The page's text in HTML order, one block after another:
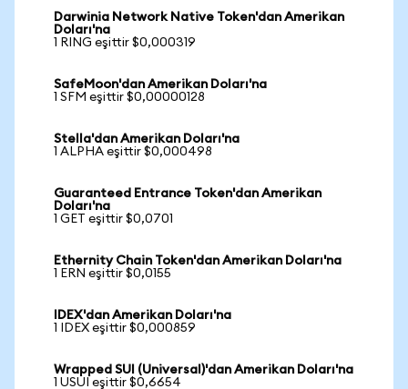
Darwinia Network Native Token'dan Amerikan
Doları'na
1 RING eşittir $0,000319
SafeMoon'dan Amerikan Doları'na
1 SFM eşittir $0,00000128
Stella'dan Amerikan Doları'na
1 ALPHA eşittir $0,000498
Guaranteed Entrance Token'dan Amerikan
Doları'na
1 GET eşittir $0,0701
Ethernity Chain Token'dan Amerikan Doları'na
1 ERN eşittir $0,0155
IDEX'dan Amerikan Doları'na
1 IDEX eşittir $0,000859
Wrapped SUI (Universal)'dan Amerikan Doları'na
1 USUI eşittir $0,6654